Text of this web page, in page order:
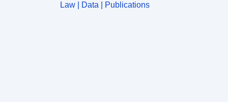
Law | Data | Publications